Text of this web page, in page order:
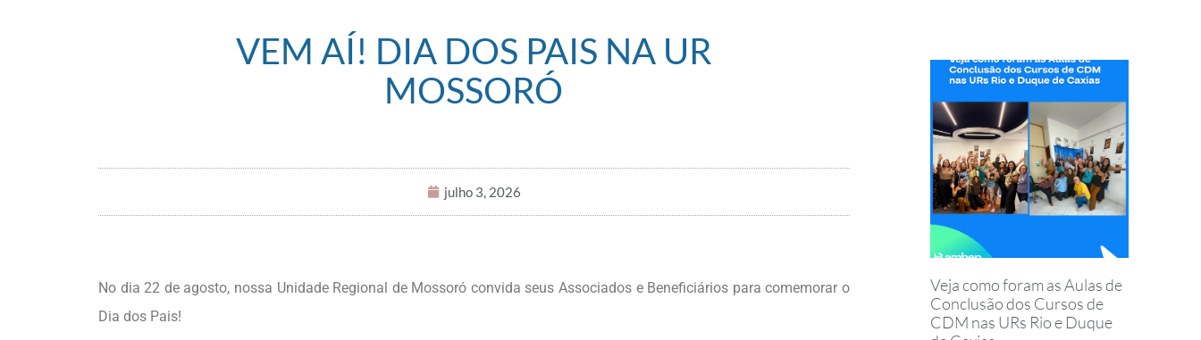
VEM AÍ! DIA DOS PAIS NA UR
MOSSORÓ
julho 3, 2026
No dia 22 de agosto, nossa Unidade Regional de Mossoró convida seus Associados e Beneficiários para comemorar o
Dia dos Pais!
Veja como foram as Aulas de
Conclusão dos Cursos de
CDM nas URs Rio e Duque